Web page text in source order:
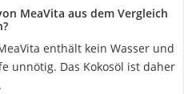
MeaVita aus dem Vergleich
enthält kein Wasser und
unnötig. Das Kokosöl ist daher